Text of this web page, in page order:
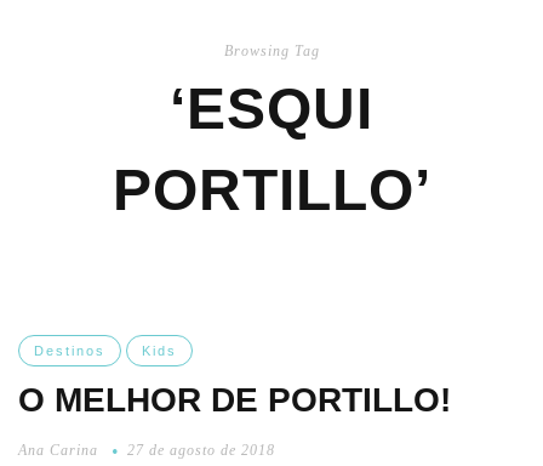
Browsing Tag
‘ESQUI
PORTILLO’
Destinos Kids
O MELHOR DE PORTILLO!
Ana Carina 27 de agosto de 2018